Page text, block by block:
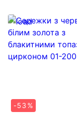
-53%